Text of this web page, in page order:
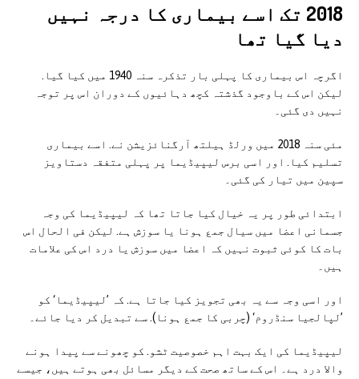
2018 تک اسے بیماری کا درجہ نہیں
دیا گیا تھا
اگرچہ اس بیماری کا پہلی بار تذکرہ سنہ 1940 میں کیا گیا.
لیکن اس کے باوجود گذشتہ کچھ دہائیوں کے دوران اس پر توجہ
نہیں دی گئی۔
مئی سنہ 2018 میں ورلڈ ہیلتھ آرگنائزیشن نے. اسے بیماری
تسلیم کیا. اور اسی برس لیپیڈیما پر پہلی متفقہ دستاویز
سپین میں تیار کی گئی۔
ابتدائی طور پر یہ خیال کیا جاتا تھا کہ لیپیڈیما کی وجہ
جسمانی اعضا میں سیال جمع ہونا یا سوزش ہے. لیکن فی الحال اس
بات کا کوئی ثبوت نہیں کہ اعضا میں سوزش یا درد اس کی علامات
ہیں۔
اور اسی وجہ سے یہ بھی تجویز کیا جاتا ہے. کہ ’لیپیڈیما‘ کو
’لپالجیا سنڈروم‘ (چربی کا جمع ہونا). سے تبدیل کر دیا جائے۔
لیپیڈیما کی ایک بہت اہم خصوصیت ٹشو. کو چھونے سے پیدا ہونے
والا درد ہے۔ اس کے ساتھ صحت کے دیگر مسائل بھی ہوتے ہیں، جیسے